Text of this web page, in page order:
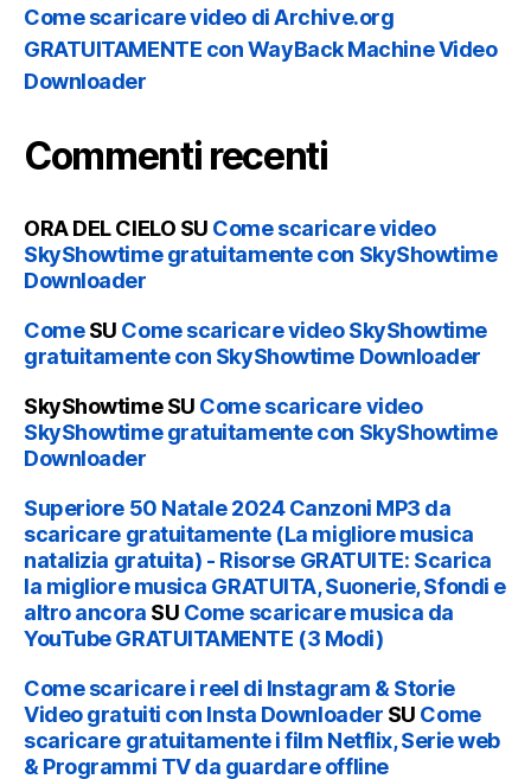
Come scaricare video di Archive.org
GRATUITAMENTE con WayBack Machine Video
Downloader
Commenti recenti
ORA DEL CIELO SU Come scaricare video
SkyShowtime gratuitamente con SkyShowtime
Downloader
ComeSU Come scaricare video SkyShowtime
gratuitamente con SkyShowtime Downloader
SkyShowtimeSU Come scaricare video
SkyShowtime gratuitamente con SkyShowtime
Downloader
Superiore 50 Natale 2024 Canzoni MP3 da
scaricare gratuitamente (La migliore musica
natalizia gratuita) - Risorse GRATUITE: Scarica
la migliore musica GRATUITA, Suonerie, Sfondi e
altro ancora SU Come scaricare musica da
YouTube GRATUITAMENTE (3 Modi)
Come scaricare i reel di Instagram & Storie
Video gratuiti con Insta Downloader SU Come
scaricare gratuitamente i film Netflix, Serie web
& Programmi TV da guardare offline